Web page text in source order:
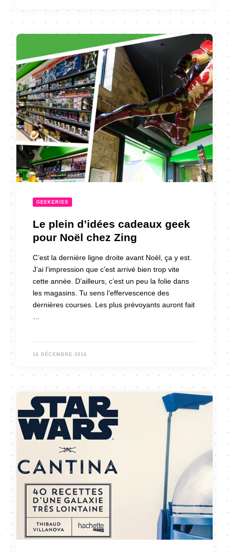
GEEKERIES
Le plein d’idées cadeaux geek
pour Noël chez Zing
C’est la dernière ligne droite avant Noël, ça y est.
J’ai l’impression que c’est arrivé bien trop vite
cette année. D’ailleurs, c’est un peu la folie dans
les magasins. Tu sens l’effervescence des
dernières courses. Les plus prévoyants auront fait
…
16 DÉCEMBRE 2016